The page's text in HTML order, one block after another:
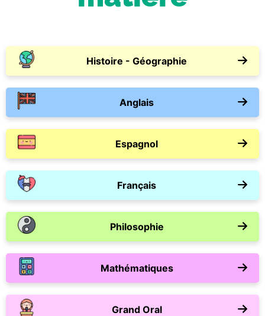
Histoire - Géographie
Anglais
Espagnol
Français
Philosophie
Mathématiques
Grand Oral